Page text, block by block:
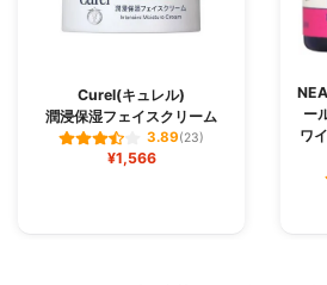
Curel(キュレル)
潤浸保湿フェイスクリーム
3.89(23)
¥1,566
ー
ワ